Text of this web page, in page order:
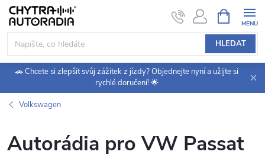
Přejít
obsah
HLEDAT
NÁKUPNÍ
KOŠÍK
🚗 Chcete si zlepšit svůj zážitek z jízdy? Objednejte nyní a užijte si
rychlé doručení! 🌟
Volkswagen
Autorádia pro VW Passat